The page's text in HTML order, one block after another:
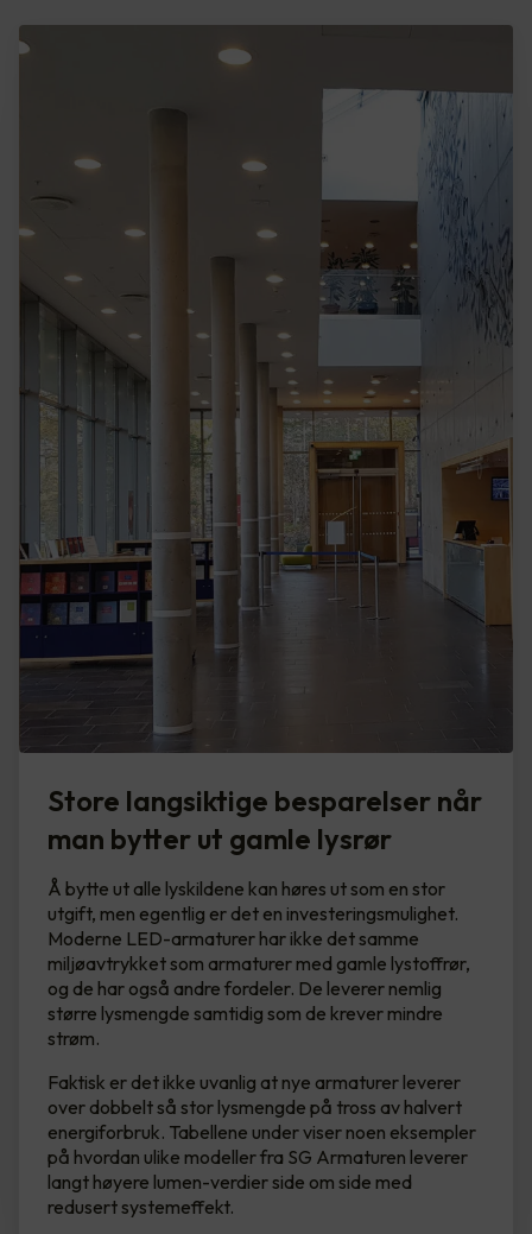
Store langsiktige besparelser når
man bytter ut gamle lysrør
Å bytte ut alle lyskildene kan høres ut som en stor
utgift, men egentlig er det en investeringsmulighet.
Moderne LED-armaturer har ikke det samme
miljøavtrykket som armaturer med gamle lystoffrør,
og de har også andre fordeler. De leverer nemlig
større lysmengde samtidig som de krever mindre
strøm.
Faktisk er det ikke uvanlig at nye armaturer leverer
over dobbelt så stor lysmengde på tross av halvert
energiforbruk. Tabellene under viser noen eksempler
på hvordan ulike modeller fra SG Armaturen leverer
langt høyere lumen-verdier side om side med
redusert systemeffekt.